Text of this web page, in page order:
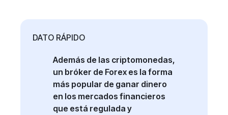
Además de las criptomonedas,
un bróker de Forex es la forma
más popular de ganar dinero
en los mercados financieros
que está regulada y
DATO RÁPIDO